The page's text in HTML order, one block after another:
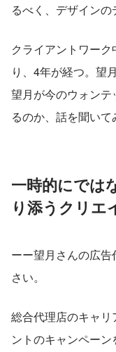
るべく、デザインの
クライアントワー
り、4年が経つ。望
望月が今のウォン
るのか、話を聞いて
一時的にでは
り添うクリエ
ーー望月さんの広
さい。
総合代理店のキャ
ントのキャンペー